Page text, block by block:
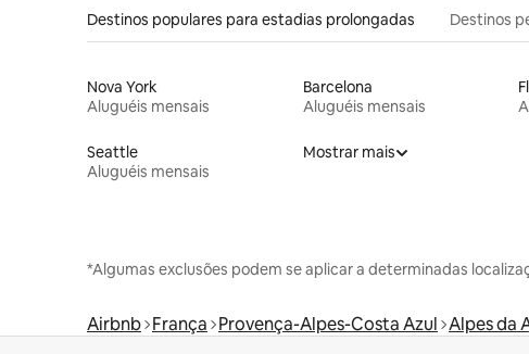
Destinos populares para estadias prolongadas Destinos
Nova York
Aluguéis mensais
Barcelona
Aluguéis mensais
Seattle
Aluguéis mensais
Mostrar mais
*Algumas exclusões podem se aplicar a determinadas
Airbnb França Provença-Alpes-Costa Azul Alpes da